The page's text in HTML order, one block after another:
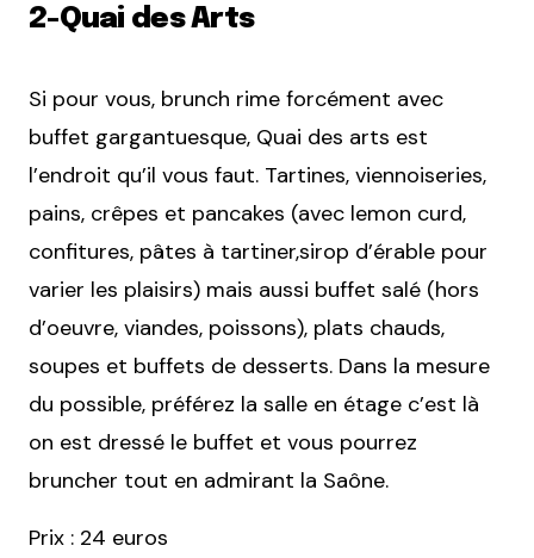
2-Quai des Arts
Si pour vous, brunch rime forcément avec
buffet gargantuesque, Quai des arts est
l’endroit qu’il vous faut. Tartines, viennoiseries,
pains, crêpes et pancakes (avec lemon curd,
confitures, pâtes à tartiner,sirop d’érable pour
varier les plaisirs) mais aussi buffet salé (hors
d’oeuvre, viandes, poissons), plats chauds,
soupes et buffets de desserts. Dans la mesure
du possible, préférez la salle en étage c’est là
on est dressé le buffet et vous pourrez
bruncher tout en admirant la Saône.
Prix : 24 euros